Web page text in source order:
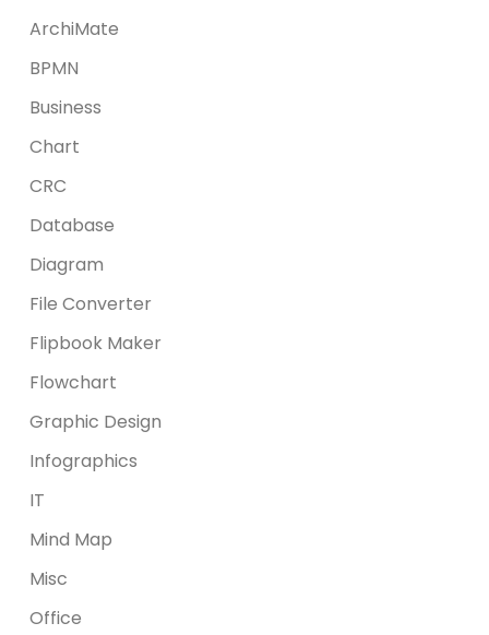
ArchiMate
BPMN
Business
Chart
CRC
Database
Diagram
File Converter
Flipbook Maker
Flowchart
Graphic Design
Infographics
IT
Mind Map
Misc
Office